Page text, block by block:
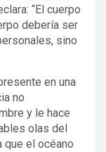
“El cuerpo
debería ser
sino
en una
no
y le hace
olas del
que el océano